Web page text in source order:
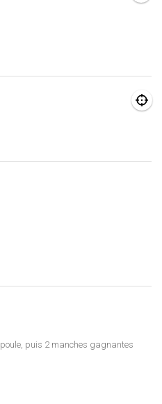
puis 2 manches gagnantes
- Doubles
Dubâtonvaigeois
Championship
ンド